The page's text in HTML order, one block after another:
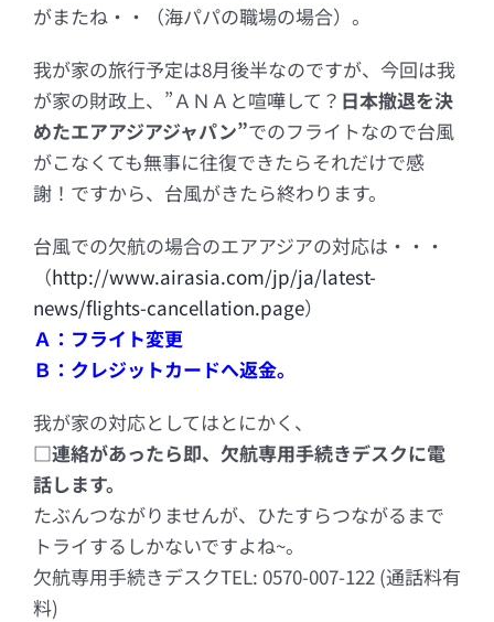
がまたね・・（海パパの職場の場合）。
我が家の旅行予定は8月後半なのですが、今回は我
が家の財政上、”ＡＮＡと喧嘩して？ 日本撤退を決
めたエアアジアジャパン”でのフライトなので台風
がこなくても無事に往復できたらそれだけで感
謝！ですから、台風がきたら終わります。
台風での欠航の場合のエアアジアの対応は・・・
（http://www.airasia.com/jp/ja/latest-
news/flights-cancellation.page）
Ａ：フライト変更
Ｂ：クレジットカードへ返金。
我が家の対応としてはとにかく、
□連絡があったら即、欠航専用手続きデスクに電
話します。
たぶんつながりませんが、ひたすらつながるまで
トライするしかないですよね~。
欠航専用手続きデスクTEL: 0570-007-122 (通話料有
料)